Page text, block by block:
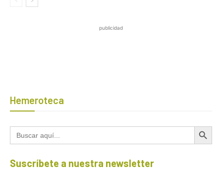
publicidad
Hemeroteca
Buscar: Botón de
Suscríbete a nuestra newsletter